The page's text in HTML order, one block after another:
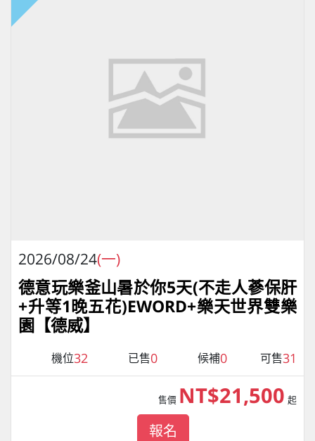
2026/08/24(一)
德意玩樂釜山暑於你5天(不走人蔘保肝
+升等1晚五花)EWORD+樂天世界雙樂
園【德威】
機位32 已售0 候補0 可售31
售價 NT$21,500 起
報名